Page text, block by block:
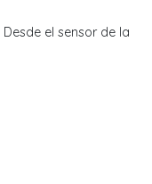
Desde el sensor de la